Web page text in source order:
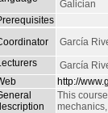
Galician
García
García
http://
This